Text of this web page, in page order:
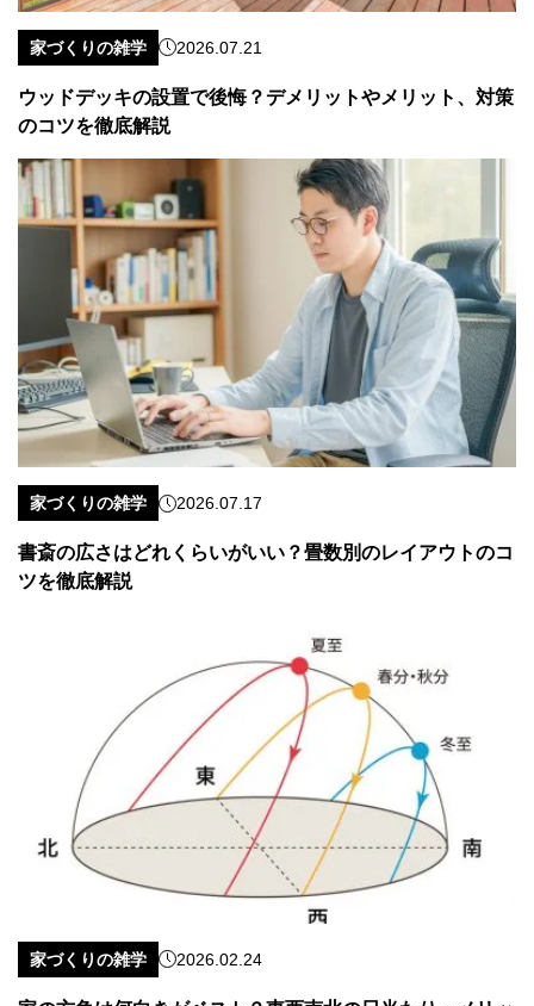
家づくりの雑学 2026.07.21
ウッドデッキの設置で後悔？デメリットやメリット、対策
のコツを徹底解説
家づくりの雑学 2026.07.17
書斎の広さはどれくらいがいい？畳数別のレイアウトのコ
ツを徹底解説
家づくりの雑学 2026.02.24